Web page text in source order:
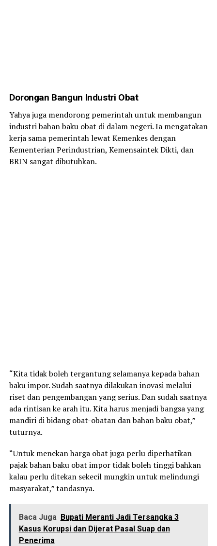
Dorongan Bangun Industri Obat
Yahya juga mendorong pemerintah untuk membangun
industri bahan baku obat di dalam negeri. Ia mengatakan
kerja sama pemerintah lewat Kemenkes dengan
Kementerian Perindustrian, Kemensaintek Dikti, dan
BRIN sangat dibutuhkan.
“Kita tidak boleh tergantung selamanya kepada bahan
baku impor. Sudah saatnya dilakukan inovasi melalui
riset dan pengembangan yang serius. Dan sudah saatnya
ada rintisan ke arah itu. Kita harus menjadi bangsa yang
mandiri di bidang obat-obatan dan bahan baku obat,”
tuturnya.
“Untuk menekan harga obat juga perlu diperhatikan
pajak bahan baku obat impor tidak boleh tinggi bahkan
kalau perlu ditekan sekecil mungkin untuk melindungi
masyarakat,” tandasnya.
Baca Juga Bupati Meranti Jadi Tersangka 3
Kasus Korupsi dan Dijerat Pasal Suap dan
Penerima